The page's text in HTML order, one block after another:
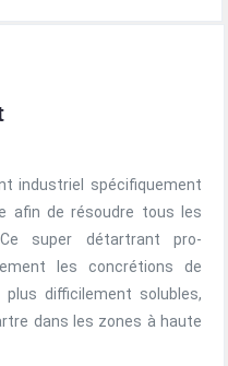
industriel spécifiquement
afin de résoudre tous les
super détartrant pro-
les concrétions de
difficilement solubles,
dans les zones à haute